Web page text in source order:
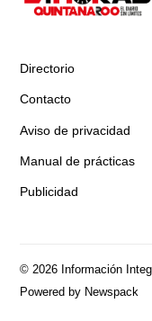
Directorio
Contacto
Aviso de privacidad
Manual de prácticas
Publicidad
© 2026 Información
Powered by Newspack